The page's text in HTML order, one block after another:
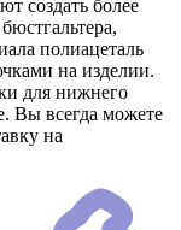
создать более
полиацеталь
на изделии.
для нижнего
Вы всегда можете
на